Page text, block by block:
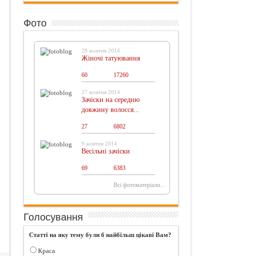
Фото
28 жовтня 2014
Жіночі татуювання
60 17260
27 жовтня 2014
Зачіски на середню
довжину волосся...
27 6802
9 жовтня 2014
Весільні зачіски
69 6383
Всі фотоматеріали...
Голосування
Статті на яку тему були б найбільш цікаві Вам?
Краса